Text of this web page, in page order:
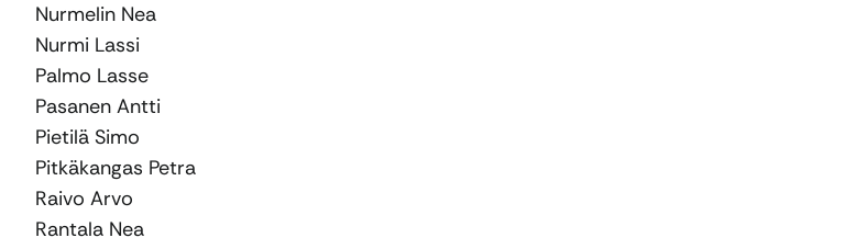
Nurmelin Nea
Nurmi Lassi
Palmo Lasse
Pasanen Antti
Pietilä Simo
Pitkäkangas Petra
Raivo Arvo
Rantala Nea